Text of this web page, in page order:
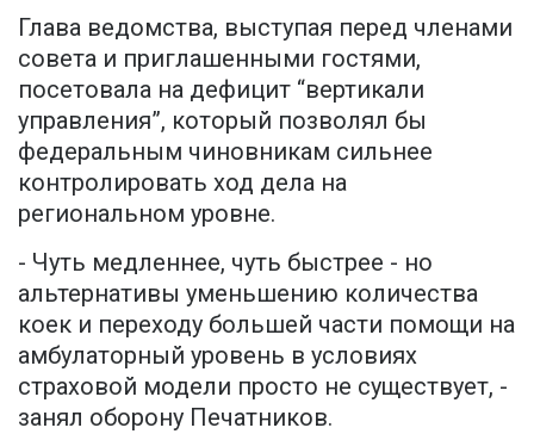
Глава ведомства, выступая перед членами
совета и приглашенными гостями,
посетовала на дефицит “вертикали
управления”, который позволял бы
федеральным чиновникам сильнее
контролировать ход дела на
региональном уровне.
- Чуть медленнее, чуть быстрее - но
альтернативы уменьшению количества
коек и переходу большей части помощи на
амбулаторный уровень в условиях
страховой модели просто не существует, -
занял оборону Печатников.